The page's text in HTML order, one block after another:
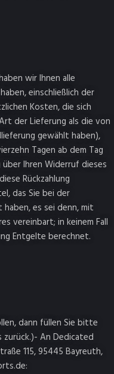
wir Ihnen alle
einschließlich der
Kosten, die sich
der Lieferung als die von
gewählt haben),
Tagen ab dem Tag
Ihren Widerruf dieses
Rückzahlung
das Sie bei der
es sei denn, mit
vereinbart; in keinem Fall
Entgelte berechnet.
dann füllen Sie bitte
zurück.)- An Dedicated
115, 95445 Bayreuth,